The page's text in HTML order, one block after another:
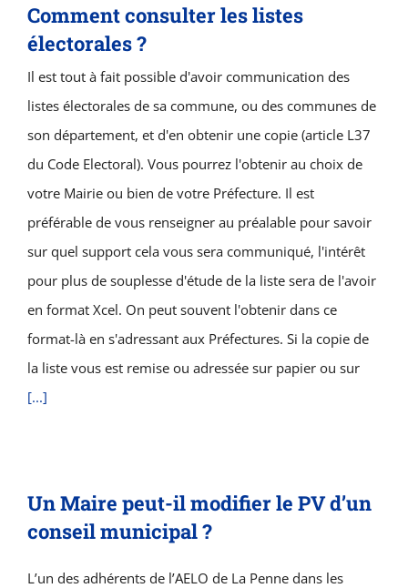
Comment consulter les listes
électorales ?
Il est tout à fait possible d'avoir communication des
listes électorales de sa commune, ou des communes de
son département, et d'en obtenir une copie (article L37
du Code Electoral). Vous pourrez l'obtenir au choix de
votre Mairie ou bien de votre Préfecture. Il est
préférable de vous renseigner au préalable pour savoir
sur quel support cela vous sera communiqué, l'intérêt
pour plus de souplesse d'étude de la liste sera de l'avoir
en format Xcel. On peut souvent l'obtenir dans ce
format-là en s'adressant aux Préfectures. Si la copie de
la liste vous est remise ou adressée sur papier ou sur
[...]
Un Maire peut-il modifier le PV d’un
conseil municipal ?
L’un des adhérents de l’AELO de La Penne dans les